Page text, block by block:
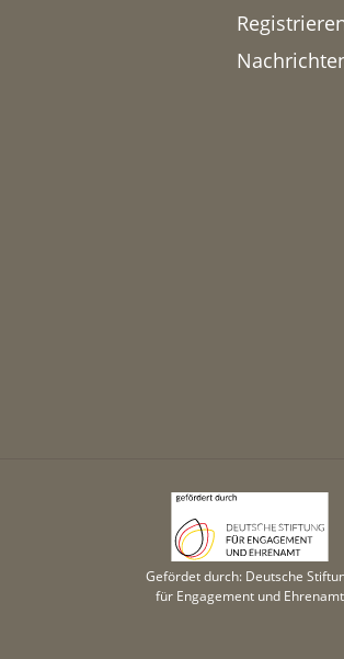
Gefördet durch: Deutsche
für Engagement und Ehrenamt